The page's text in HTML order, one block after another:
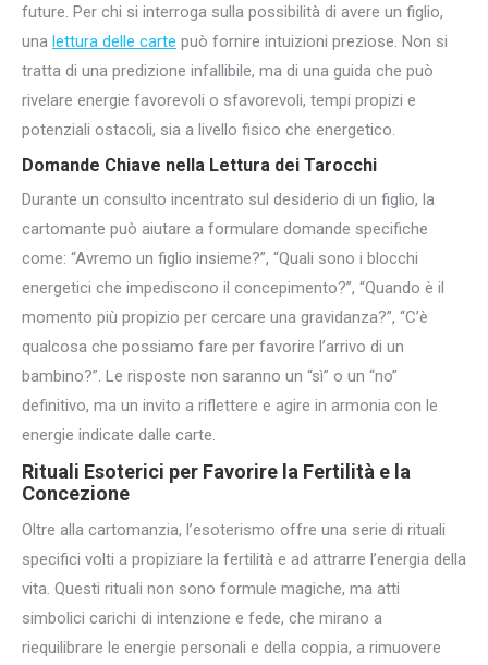
future. Per chi si interroga sulla possibilità di avere un figlio,
una lettura delle carte può fornire intuizioni preziose. Non si
tratta di una predizione infallibile, ma di una guida che può
rivelare energie favorevoli o sfavorevoli, tempi propizi e
potenziali ostacoli, sia a livello fisico che energetico.
Domande Chiave nella Lettura dei Tarocchi
Durante un consulto incentrato sul desiderio di un figlio, la
cartomante può aiutare a formulare domande specifiche
come: “Avremo un figlio insieme?”, “Quali sono i blocchi
energetici che impediscono il concepimento?”, “Quando è il
momento più propizio per cercare una gravidanza?”, “C’è
qualcosa che possiamo fare per favorire l’arrivo di un
bambino?”. Le risposte non saranno un “sì” o un “no”
definitivo, ma un invito a riflettere e agire in armonia con le
energie indicate dalle carte.
Rituali Esoterici per Favorire la Fertilità e la
Concezione
Oltre alla cartomanzia, l’esoterismo offre una serie di rituali
specifici volti a propiziare la fertilità e ad attrarre l’energia della
vita. Questi rituali non sono formule magiche, ma atti
simbolici carichi di intenzione e fede, che mirano a
riequilibrare le energie personali e della coppia, a rimuovere